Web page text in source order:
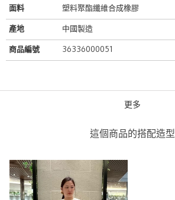
面料 塑料聚酯纖維合成橡膠
產地 中國製造
商品編號 36336000051
green label relaxing
店
0cm
更多
這個商品的搭配造型